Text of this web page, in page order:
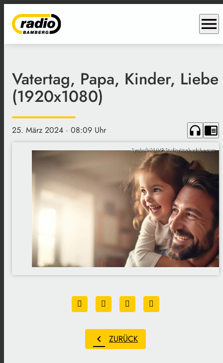
menu
Vatertag, Papa, Kinder, Liebe
(1920x1080)
25. März 2024 · 08:09 Uhr headphones chrome_reader_mode
Symbolbild/MP Studio/stock.adobe.com
chevron_left ZURÜCK